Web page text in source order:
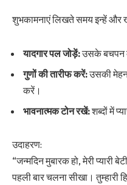
शुभकामनाएं लिखते समय इन्हें और
यादगार पल जोड़ें:उसके बचपन
गुणों की तारीफ करें:उसकी
करें।
भावनात्मक टोन रखें:शब्दों में
उदाहरण:
“जन्मदिन मुबारक हो, मेरी प्यारी
पहली बार चलना सीखा। तुम्हारी